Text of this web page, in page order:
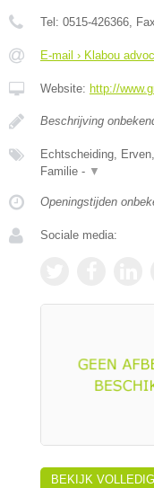
Tel: 0515-426366 ,
E-mail › Klabou
Website: http://
Beschrijving
Echtscheiding,
Familie - ▼
Openingstijden
Sociale media:
BEKIJK